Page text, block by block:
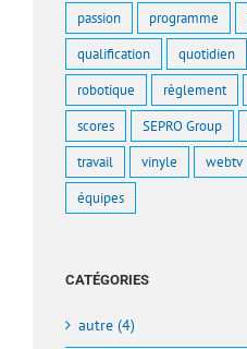
passion programme
qualification quotidien
robotique règlement
scores SEPRO Group
travail vinyle webtv
équipes
CATÉGORIES
autre (4)